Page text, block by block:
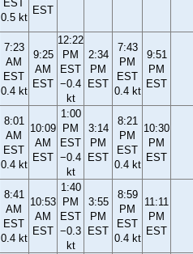
EST
0.5 kt
EST
7:23
AM
EST
0.4 kt
9:25
AM
EST
12:22
PM
EST
−0.4
kt
2:34
PM
EST
7:43
PM
EST
0.4 kt
9:51
PM
EST
8:01
AM
EST
0.4 kt
10:09
AM
EST
1:00
PM
EST
−0.4
kt
3:14
PM
EST
8:21
PM
EST
0.4 kt
10:30
PM
EST
8:41
AM
EST
0.4 kt
10:53
AM
EST
1:40
PM
EST
−0.3
kt
3:55
PM
EST
8:59
PM
EST
0.4 kt
11:11
PM
EST